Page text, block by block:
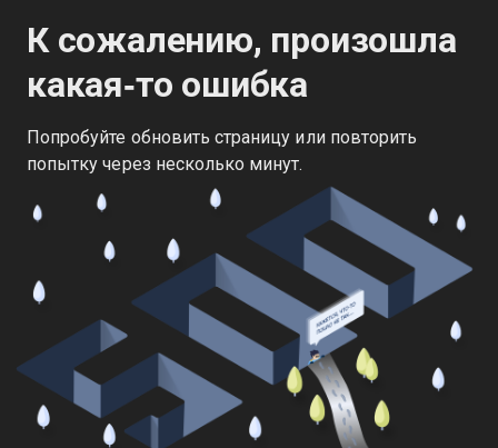
К сожалению, произошла
какая‑то ошибка
Попробуйте обновить страницу или повторить
попытку через несколько минут.